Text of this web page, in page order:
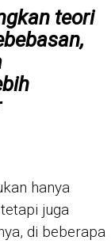
teori
hanya
juga
di beberapa